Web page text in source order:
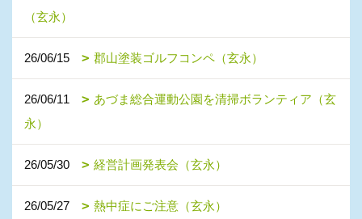
（玄永）
26/06/15 郡山塗装ゴルフコンペ（玄永）
26/06/11
あづま総合運動公園を清掃ボランティア（玄
永）
26/05/30 経営計画発表会（玄永）
26/05/27 熱中症にご注意（玄永）